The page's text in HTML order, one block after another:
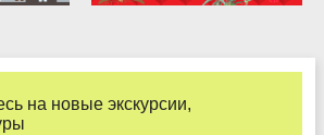
на новые экскурсии,